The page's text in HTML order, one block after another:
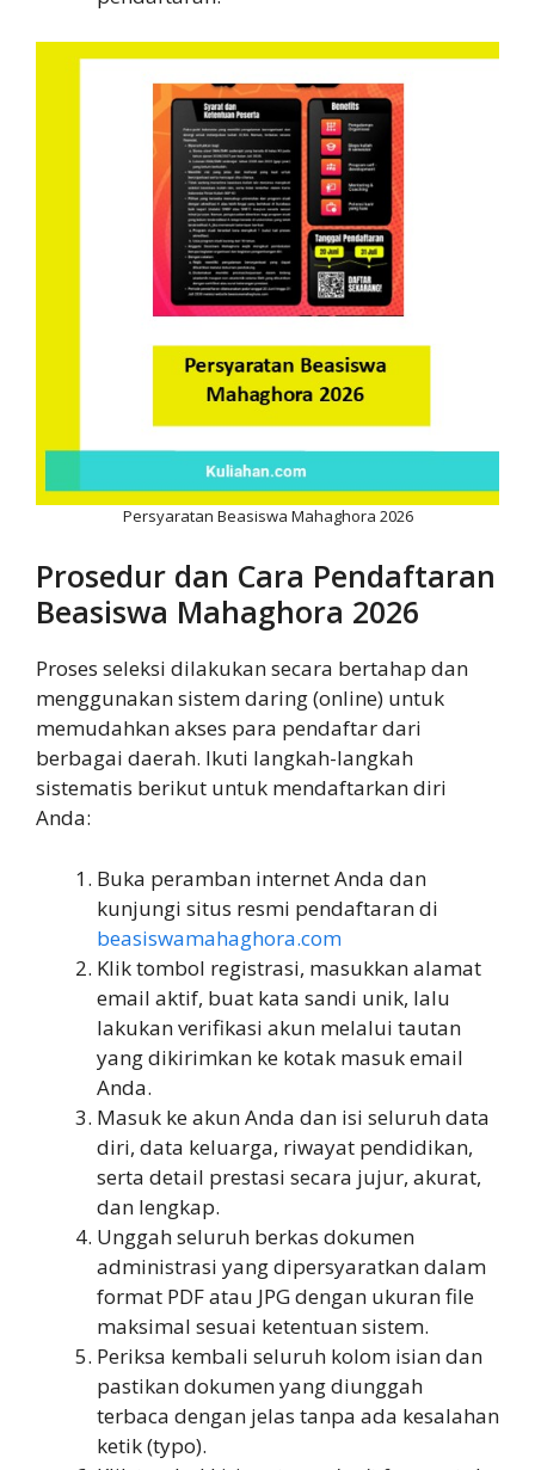
Persyaratan Beasiswa Mahaghora 2026
Prosedur dan Cara Pendaftaran
Beasiswa Mahaghora 2026
Proses seleksi dilakukan secara bertahap dan
menggunakan sistem daring (online) untuk
memudahkan akses para pendaftar dari
berbagai daerah. Ikuti langkah-langkah
sistematis berikut untuk mendaftarkan diri
Anda:
Buka peramban internet Anda dan
kunjungi situs resmi pendaftaran di
beasiswamahaghora.com
Klik tombol registrasi, masukkan alamat
email aktif, buat kata sandi unik, lalu
lakukan verifikasi akun melalui tautan
yang dikirimkan ke kotak masuk email
Anda.
Masuk ke akun Anda dan isi seluruh data
diri, data keluarga, riwayat pendidikan,
serta detail prestasi secara jujur, akurat,
dan lengkap.
Unggah seluruh berkas dokumen
administrasi yang dipersyaratkan dalam
format PDF atau JPG dengan ukuran file
maksimal sesuai ketentuan sistem.
Periksa kembali seluruh kolom isian dan
pastikan dokumen yang diunggah
terbaca dengan jelas tanpa ada kesalahan
ketik (typo).